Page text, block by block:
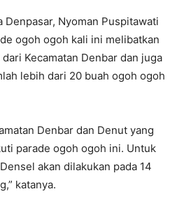
Denpasar, Nyoman Puspitawati
ogoh ogoh kali ini melibatkan
dari Kecamatan Denbar dan juga
lebih dari 20 buah ogoh ogoh
Denbar dan Denut yang
parade ogoh ogoh ini. Untuk
akan dilakukan pada 14
katanya.